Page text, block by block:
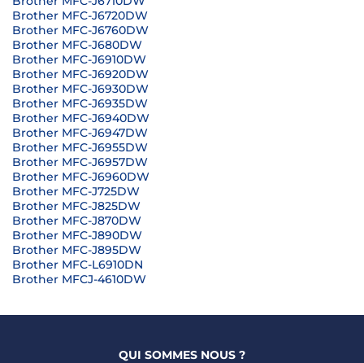
Brother MFC-J6720DW
Brother MFC-J6760DW
Brother MFC-J680DW
Brother MFC-J6910DW
Brother MFC-J6920DW
Brother MFC-J6930DW
Brother MFC-J6935DW
Brother MFC-J6940DW
Brother MFC-J6947DW
Brother MFC-J6955DW
Brother MFC-J6957DW
Brother MFC-J6960DW
Brother MFC-J725DW
Brother MFC-J825DW
Brother MFC-J870DW
Brother MFC-J890DW
Brother MFC-J895DW
Brother MFC-L6910DN
Brother MFCJ-4610DW
QUI SOMMES NOUS ?